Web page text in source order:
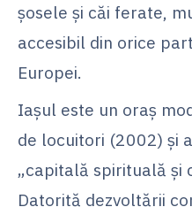
şosele şi căi ferate,
accesibil din orice
Europei.
Iaşul este un oraş
de locuitori (2002) şi
„capitală spirituală şi
Datorită dezvoltării